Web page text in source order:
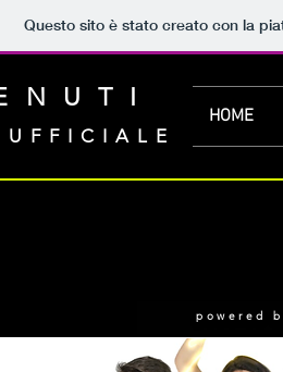
Questo sito è stato creato con la
HOME
powered